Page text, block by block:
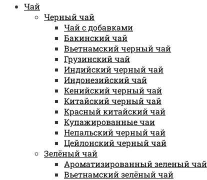
Чай
Черный чай
Чай с добавками
Бакинский чай
Вьетнамский черный чай
Грузинский чай
Индийский черный чай
Индонезийский чай
Кенийский черный чай
Китайский черный чай
Красный китайский чай
Купажированные чаи
Непальский черный чай
Цейлонский черный чай
Зелёный чай
Ароматизированный зеленый чай
Вьетнамский зелёный чай